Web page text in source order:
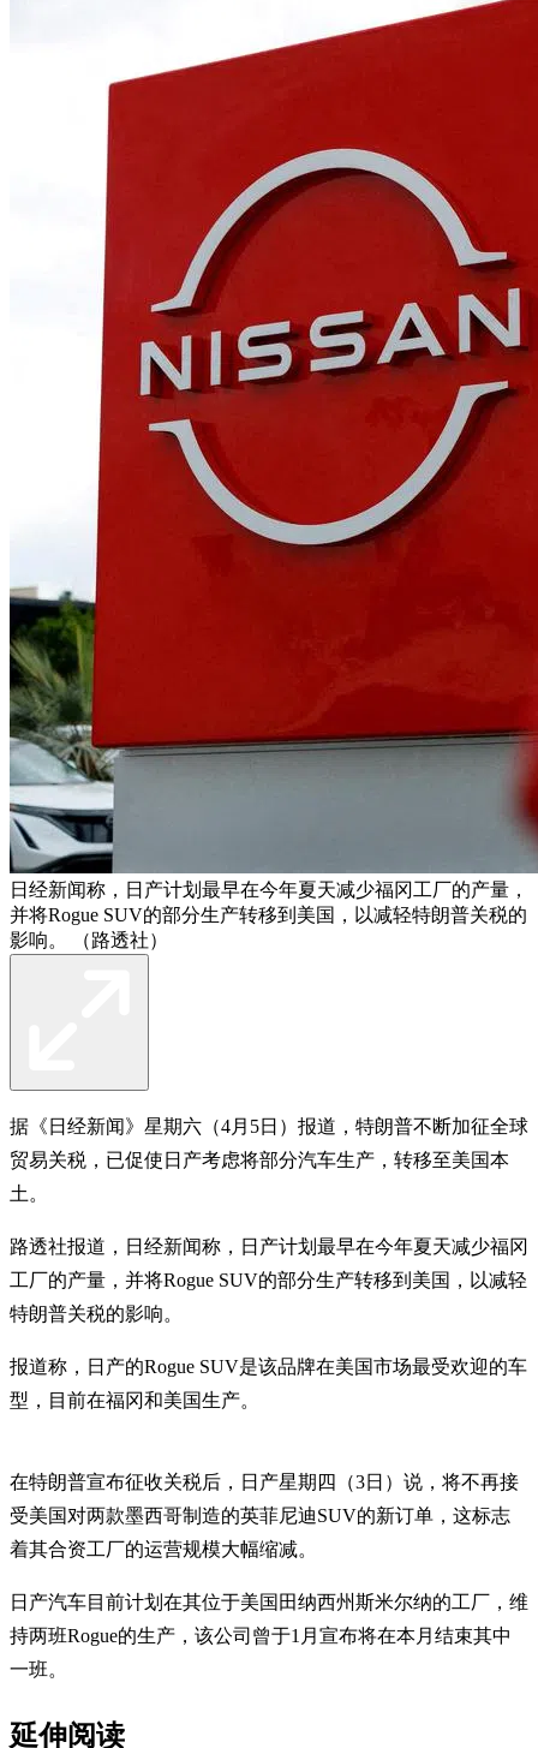
日经新闻称，日产计划最早在今年夏天减少福冈工厂的产量，
并将Rogue SUV的部分生产转移到美国，以减轻特朗普关税的
影响。 （路透社）
据《日经新闻》星期六（4月5日）报道，特朗普不断加征全球
贸易关税，已促使日产考虑将部分汽车生产，转移至美国本
土。
路透社报道，日经新闻称，日产计划最早在今年夏天减少福冈
工厂的产量，并将Rogue SUV的部分生产转移到美国，以减轻
特朗普关税的影响。
报道称，日产的Rogue SUV是该品牌在美国市场最受欢迎的车
型，目前在福冈和美国生产。
在特朗普宣布征收关税后，日产星期四（3日）说，将不再接
受美国对两款墨西哥制造的英菲尼迪SUV的新订单，这标志
着其合资工厂的运营规模大幅缩减。
日产汽车目前计划在其位于美国田纳西州斯米尔纳的工厂，维
持两班Rogue的生产，该公司曾于1月宣布将在本月结束其中
一班。
延伸阅读